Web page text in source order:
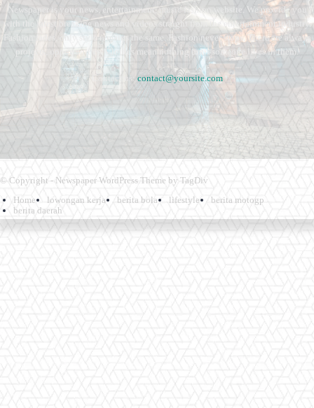
Newspaper is your news, entertainment, music fashion website. We provide you
with the latest breaking news and videos straight from the entertainment industry.
Fashion fades, only style remains the same. Fashion never stops. There are always
projects, opportunities. Clothes mean nothing until someone lives in them.
Contact us: contact@yoursite.com
© Copyright - Newspaper WordPress Theme by TagDiv
Home
lowongan kerja berita bola lifestyle
berita motogp
berita daerah